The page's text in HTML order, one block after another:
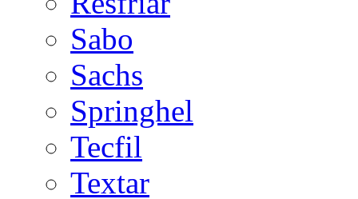
Sabo
Sachs
Springhel
Tecfil
Textar